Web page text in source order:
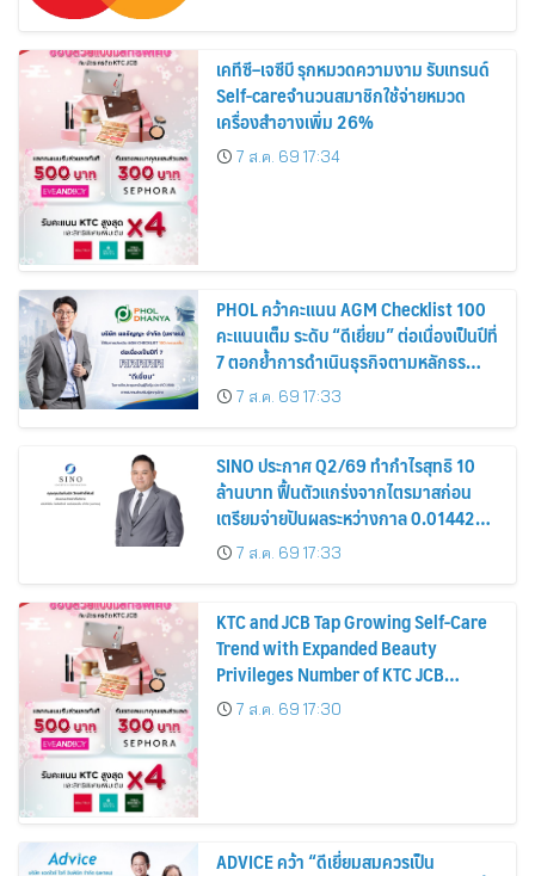
เคทีซี–เจซีบี รุกหมวดความงาม รับเทรนด์
Self-careจำนวนสมาชิกใช้จ่ายหมวด
เครื่องสำอางเพิ่ม 26%
7 ส.ค. 69 17:34
PHOL คว้าคะแนน AGM Checklist 100
คะแนนเต็ม ระดับ “ดีเยี่ยม” ต่อเนื่องเป็นปีที่
7 ตอกย้ำการดำเนินธุรกิจตามหลักธร
รมาภิบาล โปร่งใส สร้างความเชื่อมั่นผู้ถือ
หุ้น
7 ส.ค. 69 17:33
SINO ประกาศ Q2/69 ทำกำไรสุทธิ 10
ล้านบาท ฟื้นตัวแกร่งจากไตรมาสก่อน
เตรียมจ่ายปันผลระหว่างกาล 0.014423
บาทต่อหุ้น ครึ่งปีหลังมุ่งเติบโตต่อเนื่อง
7 ส.ค. 69 17:33
KTC and JCB Tap Growing Self-Care
Trend with Expanded Beauty
Privileges Number of KTC JCB
Cardmembers Spending on
Cosmetics Rises 26%
7 ส.ค. 69 17:30
ADVICE คว้า “ดีเยี่ยมสมควรเป็น